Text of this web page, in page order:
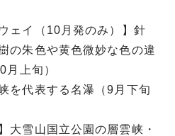
ェイ（10月発のみ）】針
の朱色や黄色微妙な色の違
上旬）
を代表する名瀑（9月下旬
大雪山国立公園の層雲峡・